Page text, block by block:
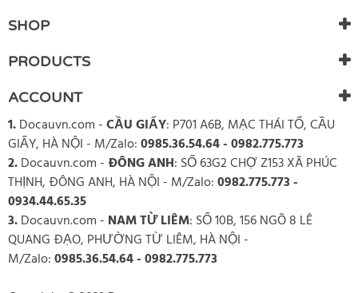
SHOP
PRODUCTS
ACCOUNT
1.Docauvn.com -CẦU GIẤY: P701 A6B, MẠC THÁI TỔ, CẦU
GIẤY, HÀ NỘI - M/Zalo:0985.36.54.64 - 0982.775.773
2.Docauvn.com - ĐÔNG ANH: SỐ 63G2 CHỢ Z153 XÃ PHÚC
THỊNH, ĐÔNG ANH, HÀ NỘI - M/Zalo:0982.775.773 -
0934.44.65.35
3.Docauvn.com - NAM TỪ LIÊM: SỐ 10B, 156 NGÕ 8 LÊ
QUANG ĐẠO, PHƯỜNG TỪ LIÊM, HÀ NỘI -
M/Zalo:0985.36.54.64 - 0982.775.773